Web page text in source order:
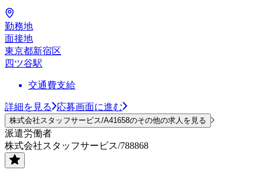
勤務地
面接地
東京都新宿区
四ツ谷駅
交通費支給
詳細を見る 応募画面に進む
株式会社スタッフサービス/A41658のその他の求人を見る
派遣労働者
株式会社スタッフサービス/788868